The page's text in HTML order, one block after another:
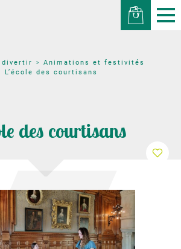
divertir
Animations et festivités
L’école des courtisans
des courtisans